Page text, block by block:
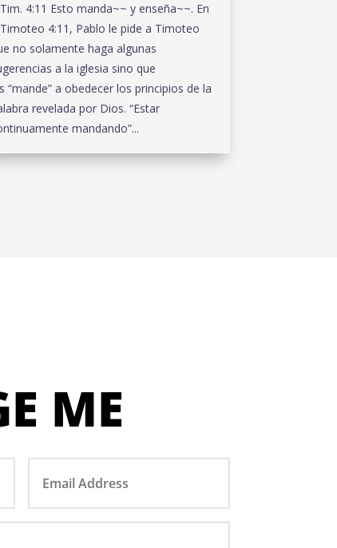
4:11 Esto manda~~ y enseña~~. En
4:11, Pablo le pide a Timoteo
no solamente haga algunas
a la iglesia sino que
“mande” a obedecer los principios de la
revelada por Dios. “Estar
mandando”...
ME